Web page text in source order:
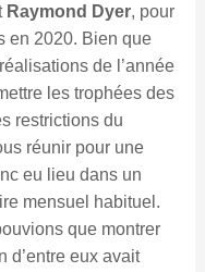
Raymond Dyer, pour
en 2020. Bien que
de l’année
les trophées des
restrictions du
réunir pour une
eu lieu dans un
mensuel habituel.
que montrer
d’entre eux avait